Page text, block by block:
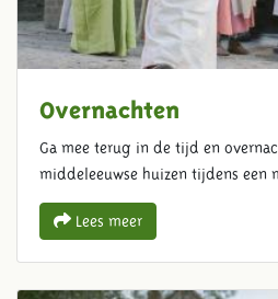
Overnachten
Ga mee terug in de tijd en
middeleeuwse huizen tijdens een
Lees meer